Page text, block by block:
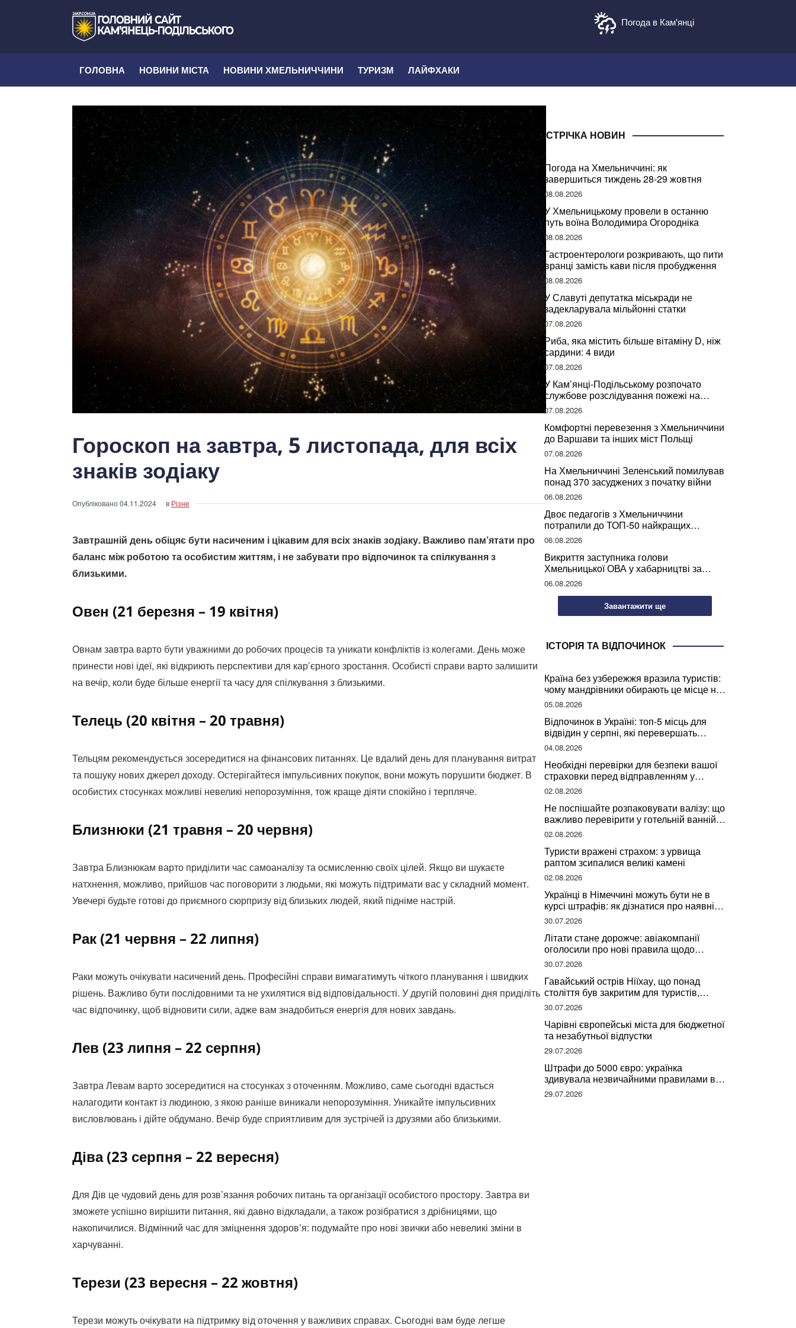
Погода в Кам'янці
ГОЛОВНА НОВИНИ МІСТА НОВИНИ ХМЕЛЬНИЧЧИНИ ТУРИЗМ ЛАЙФХАКИ
Гороскоп на завтра, 5 листопада, для всіх
знаків зодіаку
Опубліковано04.11.2024 в Різне
Завтрашній день обіцяє бути насиченим і цікавим для всіх знаків зодіаку. Важливо пам’ятати про
баланс між роботою та особистим життям, і не забувати про відпочинок та спілкування з
близькими.
Овен (21 березня – 19 квітня)
Овнам завтра варто бути уважними до робочих процесів та уникати конфліктів із колегами. День може
принести нові ідеї, які відкриють перспективи для кар’єрного зростання. Особисті справи варто залишити
на вечір, коли буде більше енергії та часу для спілкування з близькими.
Телець (20 квітня – 20 травня)
Тельцям рекомендується зосередитися на фінансових питаннях. Це вдалий день для планування витрат
та пошуку нових джерел доходу. Остерігайтеся імпульсивних покупок, вони можуть порушити бюджет. В
особистих стосунках можливі невеликі непорозуміння, тож краще діяти спокійно і терпляче.
Близнюки (21 травня – 20 червня)
Завтра Близнюкам варто приділити час самоаналізу та осмисленню своїх цілей. Якщо ви шукаєте
натхнення, можливо, прийшов час поговорити з людьми, які можуть підтримати вас у складний момент.
Увечері будьте готові до приємного сюрпризу від близьких людей, який підніме настрій.
Рак (21 червня – 22 липня)
Раки можуть очікувати насичений день. Професійні справи вимагатимуть чіткого планування і швидких
рішень. Важливо бути послідовними та не ухилятися від відповідальності. У другій половині дня приділіть
час відпочинку, щоб відновити сили, адже вам знадобиться енергія для нових завдань.
Лев (23 липня – 22 серпня)
Завтра Левам варто зосередитися на стосунках з оточенням. Можливо, саме сьогодні вдасться
налагодити контакт із людиною, з якою раніше виникали непорозуміння. Уникайте імпульсивних
висловлювань і дійте обдумано. Вечір буде сприятливим для зустрічей із друзями або близькими.
Діва (23 серпня – 22 вересня)
Для Дів це чудовий день для розв’язання робочих питань та організації особистого простору. Завтра ви
зможете успішно вирішити питання, які давно відкладали, а також розібратися з дрібницями, що
накопичилися. Відмінний час для зміцнення здоров’я: подумайте про нові звички або невеликі зміни в
харчуванні.
Терези (23 вересня – 22 жовтня)
Терези можуть очікувати на підтримку від оточення у важливих справах. Сьогодні вам буде легше
СТРІЧКА НОВИН
Погода на Хмельниччині: як
завершиться тиждень 28-29 жовтня
08.08.2026
У Хмельницькому провели в останню
путь воїна Володимира Огородніка
08.08.2026
Гастроентерологи розкривають, що пити
вранці замість кави після пробудження
08.08.2026
У Славуті депутатка міськради не
задекларувала мільйонні статки
07.08.2026
Риба, яка містить більше вітаміну D, ніж
сардини: 4 види
07.08.2026
У Кам’янці-Подільському розпочато
службове розслідування пожежі на
сміттєзвалищі
07.08.2026
Комфортні перевезення з Хмельниччини
до Варшави та інших міст Польщі
07.08.2026
На Хмельниччині Зеленський помилував
понад 370 засуджених з початку війни
06.08.2026
Двоє педагогів з Хмельниччини
потрапили до ТОП-50 найкращих
учителів України
06.08.2026
Викриття заступника голови
Хмельницької ОВА у хабарництві за
підписання контрактів на ремонт доріг
06.08.2026
Завантажити ще
ІСТОРІЯ ТА ВІДПОЧИНОК
Країна без узбережжя вразила туристів:
чому мандрівники обирають це місце на
відпочинок
05.08.2026
Відпочинок в Україні: топ-5 місць для
відвідин у серпні, які перевершать
закордонні враження
04.08.2026
Необхідні перевірки для безпеки вашої
страховки перед відправленням у
подорож
02.08.2026
Не поспішайте розпаковувати валізу: що
важливо перевірити у готельній ванній
за словами досвідченої мандрівниці
02.08.2026
Туристи вражені страхом: з урвища
раптом зсипалися великі камені
02.08.2026
Українці в Німеччині можуть бути не в
курсі штрафів: як дізнатися про наявні
борги
30.07.2026
Літати стане дорожче: авіакомпанії
оголосили про нові правила щодо
вибору місць
30.07.2026
Гавайський острів Ніїхау, що понад
століття був закритим для туристів,
починає приймати перших відвідувачів
30.07.2026
Чарівні європейські міста для бюджетної
та незабутньої відпустки
29.07.2026
Штрафи до 5000 євро: українка
здивувала незвичайними правилами в
Німеччині та поділилася правдою
29.07.2026